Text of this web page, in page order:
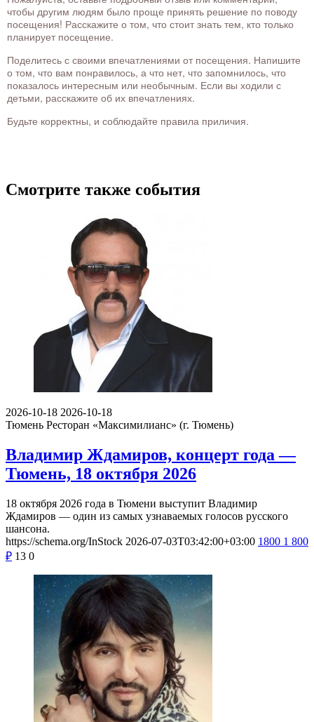
чтобы другим людям было проще принять решение по поводу
посещения! Расскажите о том, что стоит знать тем, кто только
планирует посещение.
Поделитесь с своими впечатлениями от посещения. Напишите
о том, что вам понравилось, а что нет, что запомнилось, что
показалось интересным или необычным. Если вы ходили с
детьми, расскажите об их впечатлениях.
Будьте корректны, и соблюдайте правила приличия.
Смотрите также события
2026-10-18 2026-10-18
Тюмень Ресторан «Максимилианс» (г. Тюмень)
Владимир Ждамиров, концерт года —
Тюмень, 18 октября 2026
18 октября 2026 года в Тюмени выступит Владимир
Ждамиров — один из самых узнаваемых голосов русского
шансона.
https://schema.org/InStock 2026-07-03T03:42:00+03:00 1800 1 800
₽ 13 0